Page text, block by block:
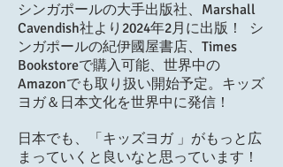
シンガポールの大手出版社、Marshall
Cavendish社より2024年2月に出版！ ​ シ
ンガポールの紀伊國屋書店、Times
Bookstoreで購入可能、世界中の
Amazonでも取り扱い開始予定。キッズ
ヨガ＆日本文化を世界中に発信！
日本でも、「 キッズヨガ 」がもっと広
まっていくと良いなと思っています！